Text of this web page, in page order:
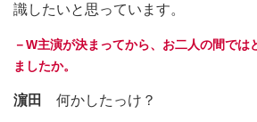
識したいと思っています。
－W主演が決まってから、お二人の間では
ましたか。
濵田 何かしたっけ？